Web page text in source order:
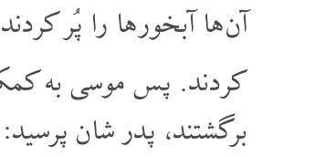
آن ها آبخور ها را پُر
کردند. پس موسی به
برگشتند، پدر شان